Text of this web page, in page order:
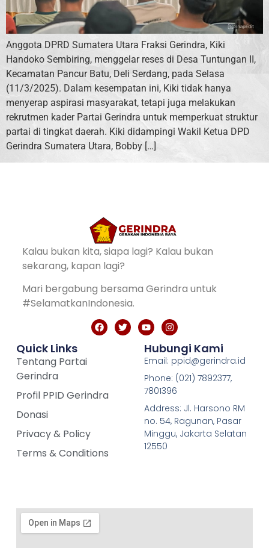
Anggota DPRD Sumatera Utara Fraksi Gerindra, Kiki
Handoko Sembiring, menggelar reses di Desa Tuntungan II,
Kecamatan Pancur Batu, Deli Serdang, pada Selasa
(11/3/2025). Dalam kesempatan ini, Kiki tidak hanya
menyerap aspirasi masyarakat, tetapi juga melakukan
rekrutmen kader Partai Gerindra untuk memperkuat struktur
partai di tingkat daerah. Kiki didampingi Wakil Ketua DPD
Gerindra Sumatera Utara, Bobby […]
Kalau bukan kita, siapa lagi? Kalau bukan
sekarang, kapan lagi?
Mari bergabung bersama Gerindra untuk
#SelamatkanIndonesia.
Quick Links
Tentang Partai
Gerindra
Profil PPID Gerindra
Donasi
Privacy & Policy
Terms & Conditions
Hubungi Kami
Email: ppid@gerindra.id
Phone: (021) 7892377,
7801396
Address: Jl. Harsono RM
no. 54, Ragunan, Pasar
Minggu, Jakarta Selatan
12550